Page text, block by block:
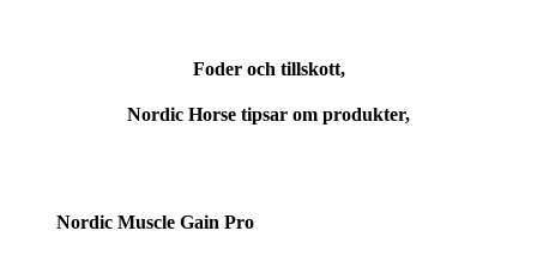
Foder och tillskott,
Nordic Horse tipsar om produkter,
Nordic Muscle Gain Pro